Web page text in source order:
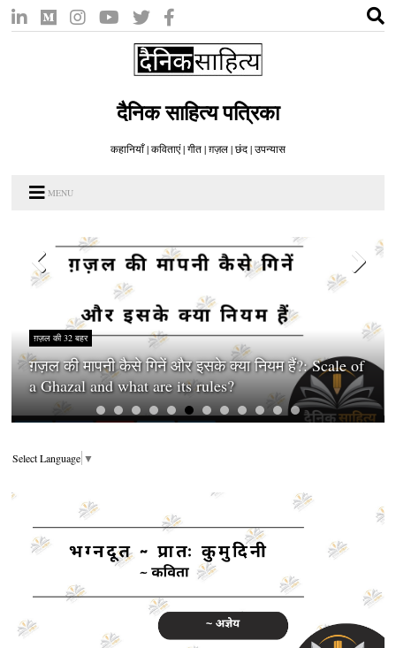
दैनिक साहित्य पत्रिका
कहानियाँ | कविताएं | गीत | ग़ज़ल | छंद | उपन्यास
MENU
ग़ज़ल की 32 बहर
ग़ज़ल की मापनी कैसे गिनें और इसके क्या नियम हैं?: Scale of
a Ghazal and what are its rules?
Select Language ▼